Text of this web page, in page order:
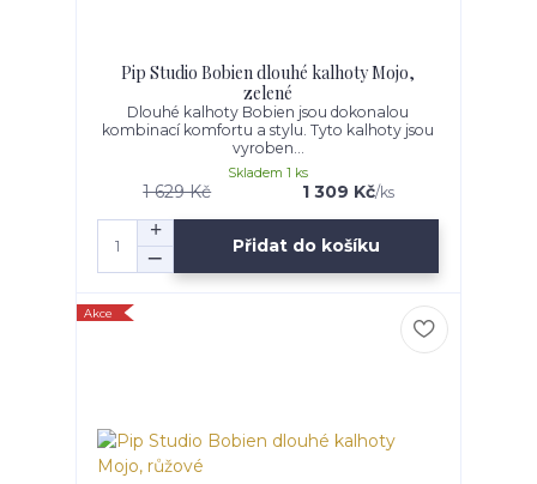
Pip Studio Bobien dlouhé kalhoty Mojo,
zelené
Dlouhé kalhoty Bobien jsou dokonalou
kombinací komfortu a stylu. Tyto kalhoty jsou
vyroben...
1 629 Kč 1 309 Kč/ks
Skladem 1 ks
Přidat do košíku
Akce